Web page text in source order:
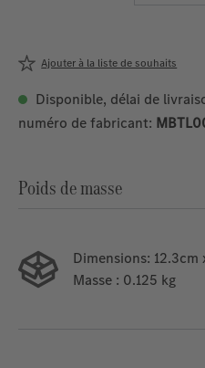
Ajouter à la liste de souhaits
Disponible, délai de
numéro de fabricant:
Poids de masse
Dimensions: 12.3cm
Masse : 0.125 kg